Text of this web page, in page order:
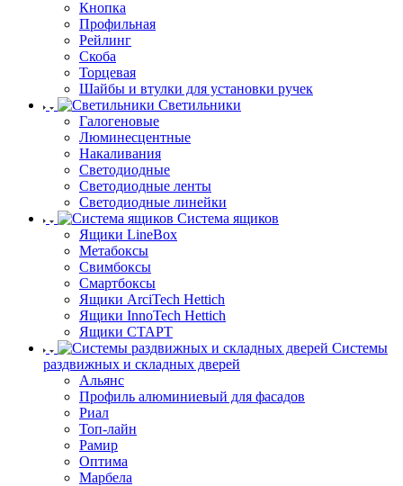
Кнопка
Профильная
Рейлинг
Скоба
Торцевая
Шайбы и втулки для установки ручек
Светильники
Галогеновые
Люминесцентные
Накаливания
Светодиодные
Светодиодные ленты
Светодиодные линейки
Система ящиков
Ящики LineBox
Метабоксы
Свимбоксы
Смартбоксы
Ящики ArciTech Hettich
Ящики InnoTech Hettich
Ящики СТАРТ
Системы
раздвижных и складных дверей
Альянс
Профиль алюминиевый для фасадов
Риал
Топ-лайн
Рамир
Оптима
Марбела